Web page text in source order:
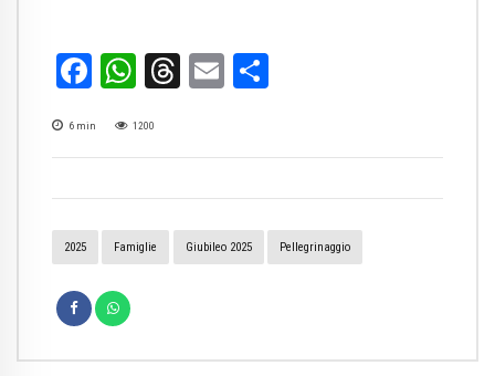
Facebook
WhatsApp
Threads
Email
6 min 1200
2025 Famiglie Giubileo 2025 Pellegrinaggio